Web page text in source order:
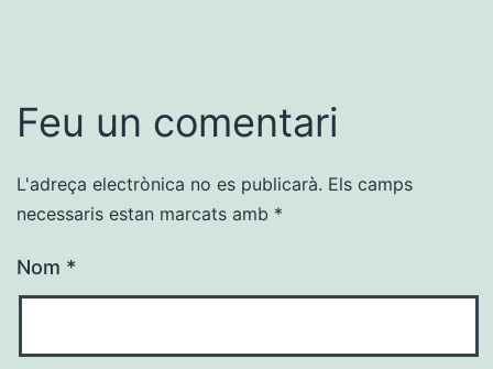
Feu un comentari
L'adreça electrònica no es publicarà. Els camps
necessaris estan marcats amb *
Nom *